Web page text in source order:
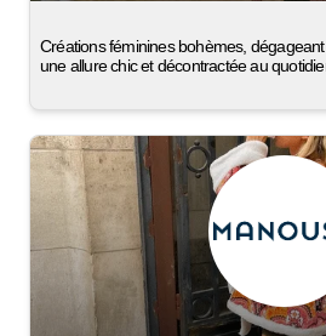
Créations féminines bohèmes,
une allure chic et décontractée au